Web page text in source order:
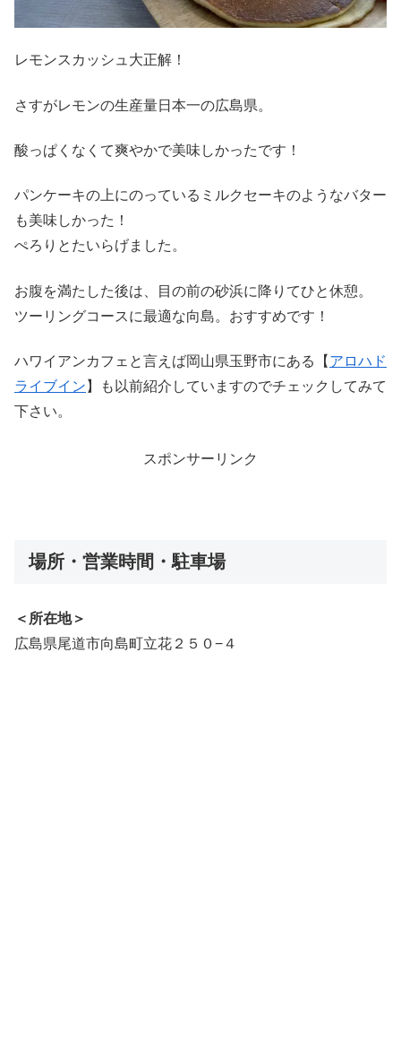
レモンスカッシュ大正解！
さすがレモンの生産量日本一の広島県。
酸っぱくなくて爽やかで美味しかったです！
パンケーキの上にのっているミルクセーキのようなバター
も美味しかった！
ぺろりとたいらげました。
お腹を満たした後は、目の前の砂浜に降りてひと休憩。
ツーリングコースに最適な向島。おすすめです！
ハワイアンカフェと言えば岡山県玉野市にある【 アロハド
ライブイン 】も以前紹介していますのでチェックしてみて
下さい。
スポンサーリンク
場所・営業時間・駐車場
＜所在地＞
広島県尾道市向島町立花２５０−４